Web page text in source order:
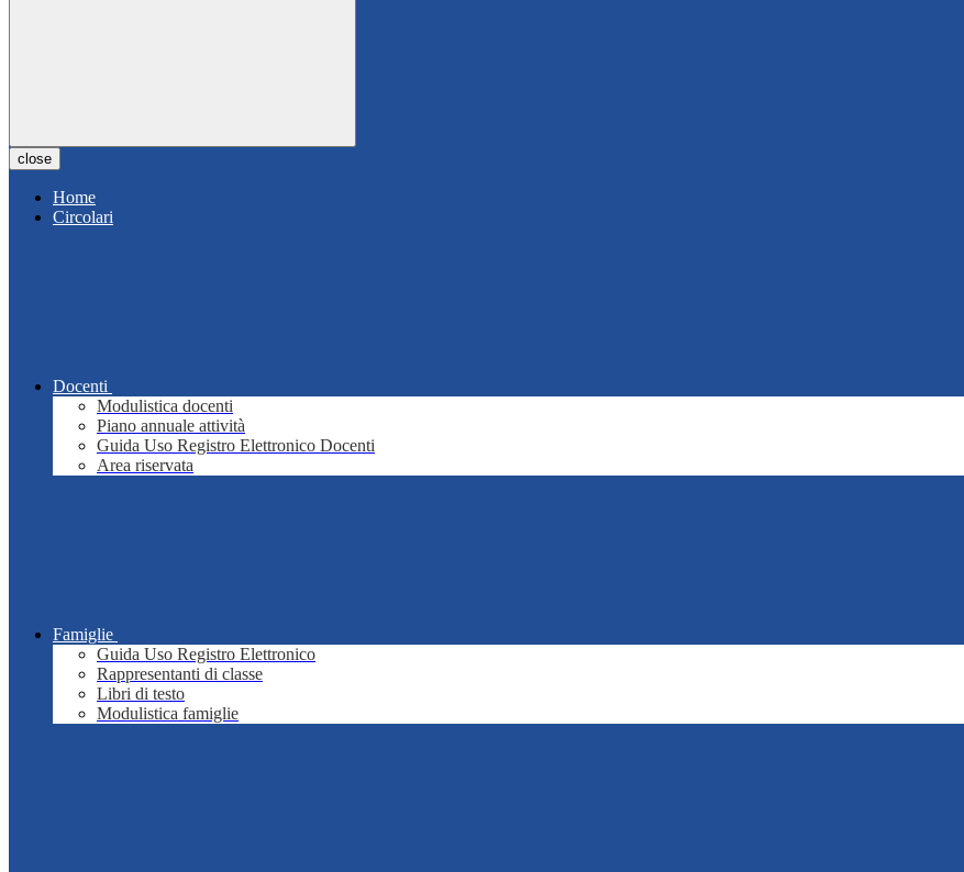
close
Home
Circolari
Docenti
Modulistica docenti
Piano annuale attività
Guida Uso Registro Elettronico Docenti
Area riservata
Famiglie
Guida Uso Registro Elettronico
Rappresentanti di classe
Libri di testo
Modulistica famiglie